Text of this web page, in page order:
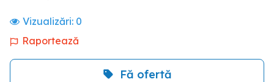
Vizualizări: 0
Raportează
Fă ofertă